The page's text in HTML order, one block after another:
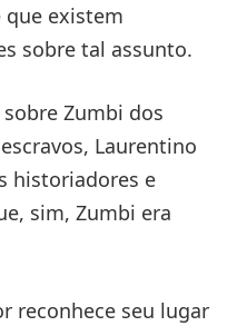
existem
sobre tal assunto.
Zumbi dos
Laurentino
historiadores e
sim, Zumbi era
reconhece seu lugar